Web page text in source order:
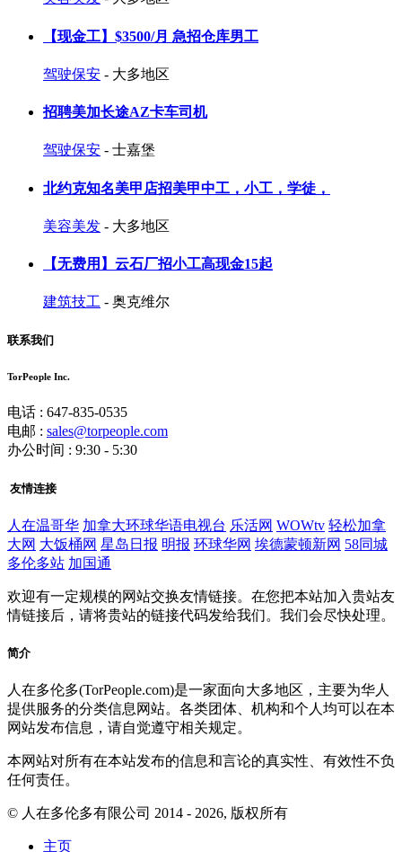
【现金工】$3500/月 急招仓库男工
驾驶保安 - 大多地区
招聘美加长途AZ卡车司机
驾驶保安 - 士嘉堡
北约克知名美甲店招美甲中工，小工，学徒，
美容美发 - 大多地区
【无费用】云石厂招小工高现金15起
建筑技工 - 奥克维尔
联系我们
TorPeople Inc.
电话 : 647-835-0535
电邮 : sales@torpeople.com
办公时间 : 9:30 - 5:30
友情连接
人在温哥华 加拿大环球华语电视台 乐活网 WOWtv 轻松加拿
大网 大饭桶网 星岛日报 明报 环球华网 埃德蒙顿新网 58同城
多伦多站 加国通
欢迎有一定规模的网站交换友情链接。在您把本站加入贵站友
情链接后，请将贵站的链接代码发给我们。我们会尽快处理。
简介
人在多伦多(TorPeople.com)是一家面向大多地区，主要为华人
提供服务的分类信息网站。各类团体、机构和个人均可以在本
网站发布信息，请自觉遵守相关规定。
本网站对所有在本站发布的信息和言论的真实性、有效性不负
任何责任。
© 人在多伦多有限公司 2014 - 2026, 版权所有
主页